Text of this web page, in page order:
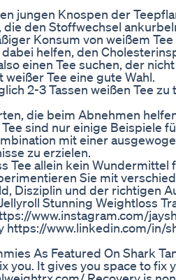
jungen Knospen der
den Stoffwechsel
Konsum von weißem
dabei helfen, den
einen Tee suchen, der
Tee eine gute Wahl.
2-3 Tassen weißen Tee
die beim Abnehmen
sind nur einige Beispiele
mit einer
zu erzielen.
Tee allein kein
Sie mit
Disziplin und der richtigen
Stunning Weightloss
www.instagram.com/
https://www.linkedin.com/in/
As Featured On Shark
you. It gives you space to